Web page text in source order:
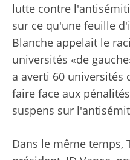
lutte contre
sur ce qu'une feuille
Blanche appelait le
universités «de
a averti 60 universités
faire face aux
suspens sur
Dans le même temps,